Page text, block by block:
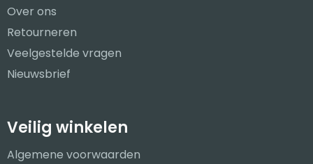
Over ons
Retourneren
Veelgestelde vragen
Nieuwsbrief
Veilig winkelen
Algemene voorwaarden